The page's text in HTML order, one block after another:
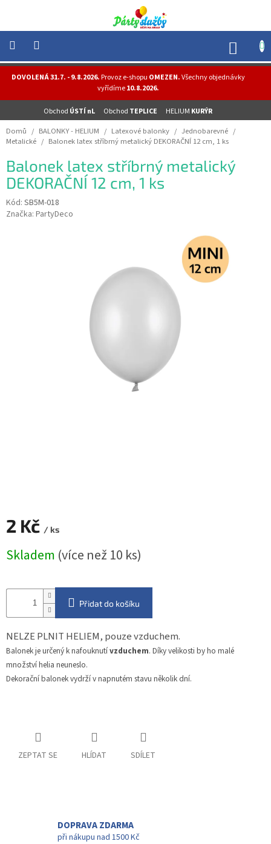
obsah
DOVOLENÁ 31.7. - 9.8.2026.Provoz e-shopu OMEZEN.Všechny objednávky
vyřídíme10.8.2026.
Obchod ÚSTÍ nL Obchod TEPLICE HELIUM KURÝR
NOVINKY
HELIUM
-
OSLAVY
MASKY
-
KOSTÝMY
Domů / BALONKY - HELIUM / Latexové balonky / Jednobarevné /
Metalické / Balonek latex stříbrný metalický DEKORAČNÍ 12 cm, 1 ks
Balonek latex stříbrný metalický
DEKORAČNÍ 12 cm, 1 ks
Kód: SB5M-018
Značka: PartyDeco
2 Kč / ks
cena:
Skladem (více než 10 ks)
Přidat do košíku
NELZE PLNIT HELIEM, pouze vzduchem.
Balonek je určený k nafouknutívzduchem. Díky velikosti by ho malé
množství helia neuneslo.
Dekorační balonek vydrží v napnutém stavu několik dní.
ZEPTAT SE HLÍDAT SDÍLET
DOPRAVA ZDARMA
při nákupu nad 1500 Kč